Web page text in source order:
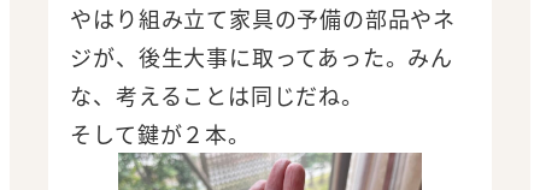
やはり組み立て家具の予備の部品やネ
ジが、後生大事に取ってあった。みん
な、考えることは同じだね。
そして鍵が２本。